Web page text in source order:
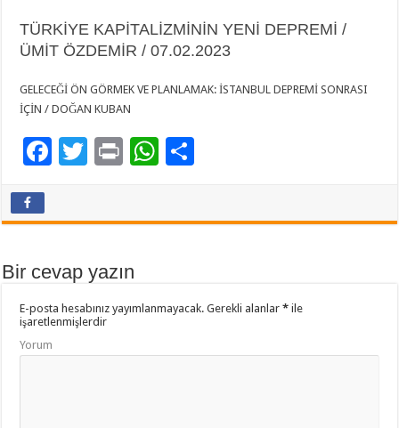
TÜRKİYE KAPİTALİZMİNİN YENİ DEPREMİ /
ÜMİT ÖZDEMİR / 07.02.2023
GELECEĞİ ÖN GÖRMEK VE PLANLAMAK: İSTANBUL DEPREMİ SONRASI
İÇİN / DOĞAN KUBAN
F
o
k
T
Pr W
Bir cevap yazın
E-posta hesabınız yayımlanmayacak. Gerekli alanlar* ile
işaretlenmişlerdir
Yorum